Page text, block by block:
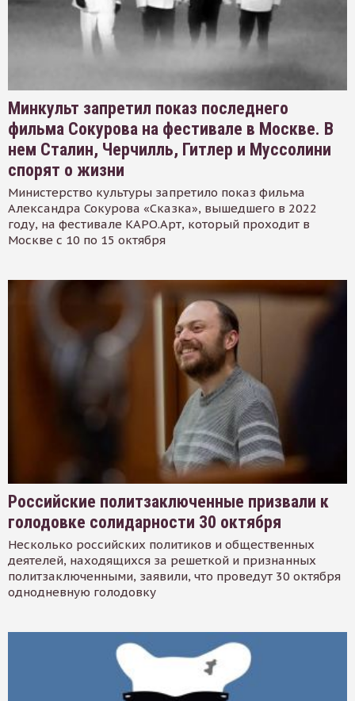
Минкульт запретил показ последнего
фильма Сокурова на фестивале в Москве. В
нем Сталин, Черчилль, Гитлер и Муссолини
спорят о жизни
Министерство культуры запретило показ фильма
Александра Сокурова «Сказка», вышедшего в 2022
году, на фестивале КАРО.Арт, который проходит в
Москве с 10 по 15 октября
Российские политзаключенные призвали к
голодовке солидарности 30 октября
Несколько российских политиков и общественных
деятелей, находящихся за решеткой и признанных
политзаключенными, заявили, что проведут 30 октября
однодневную голодовку